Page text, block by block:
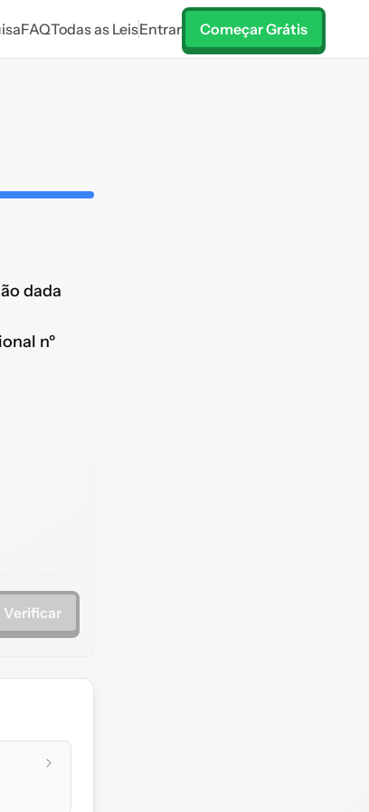
FAQTodas as LeisEntrar Começar Grátis
dada
nº
Verificar